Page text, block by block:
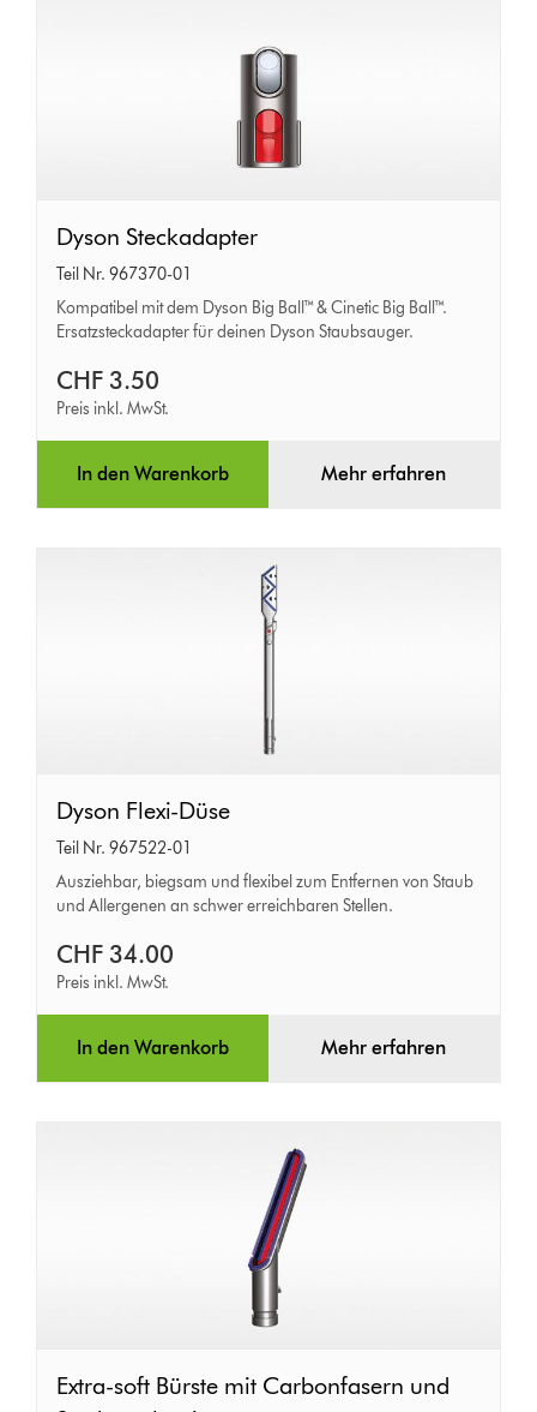
Dyson
Steckadapter
Dyson Steckadapter
Teil Nr. 967370-01
Kompatibel mit dem Dyson Big Ball™ & Cinetic Big Ball™.
Ersatzsteckadapter für deinen Dyson Staubsauger.
CHF 3.50
Preis inkl. MwSt.
In den Warenkorb Mehr erfahren
Dyson
Flexi-
Düse
Dyson Flexi-Düse
Teil Nr. 967522-01
Ausziehbar, biegsam und flexibel zum Entfernen von Staub
und Allergenen an schwer erreichbaren Stellen.
CHF 34.00
Preis inkl. MwSt.
In den Warenkorb Mehr erfahren
Extra-
Extra-soft Bürste mit Carbonfasern und